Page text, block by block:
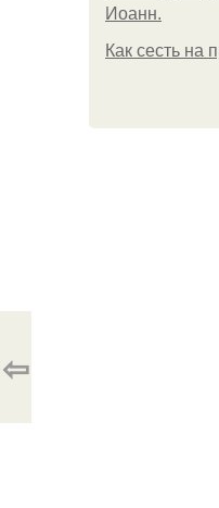
Иоанн.
Как сесть на
⇦